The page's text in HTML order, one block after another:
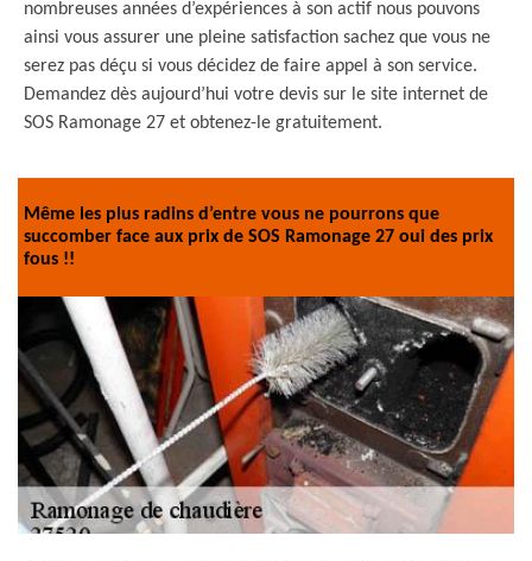
nombreuses années d’expériences à son actif nous pouvons
ainsi vous assurer une pleine satisfaction sachez que vous ne
serez pas déçu si vous décidez de faire appel à son service.
Demandez dès aujourd’hui votre devis sur le site internet de
SOS Ramonage 27 et obtenez-le gratuitement.
Même les plus radins d’entre vous ne pourrons que
succomber face aux prix de SOS Ramonage 27 oui des prix
fous !!